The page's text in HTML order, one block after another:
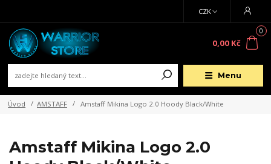
Menu
CZK
0
0,00 Kč
Úvod AMSTAFF Amstaff Mikina Logo 2.0 Hoody Black/White
Amstaff Mikina Logo 2.0